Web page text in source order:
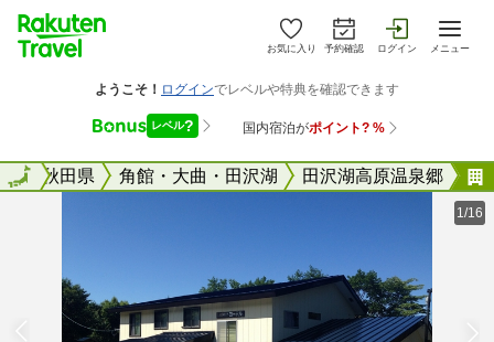
お気に入り 予約確認 ログイン メニュー
全国秋田県 角館・大曲・田沢湖 田沢湖高原温泉郷
全国
1/16